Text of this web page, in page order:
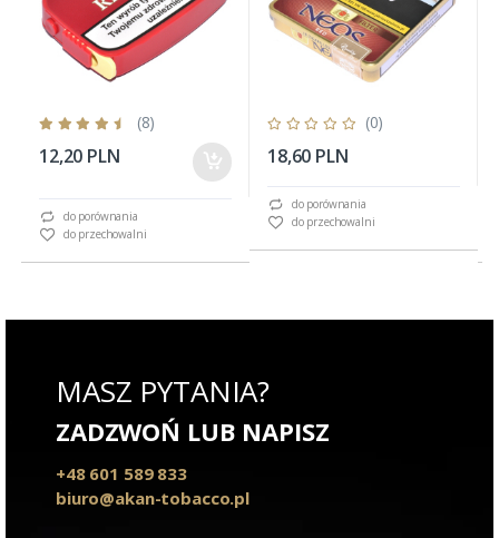
(8)
12,20 PLN
do porównania
do przechowalni
(0)
18,60 PLN
do porównania
do przechowalni
MASZ PYTANIA?
ZADZWOŃ LUB NAPISZ
+48 601 589 833
biuro@akan-tobacco.pl